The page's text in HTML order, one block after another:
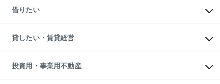
中古一戸建ての購入
不動産購入の流れ
注目キーワード物件特集
購入ガイド
English 繁体中文簡体中文
一戸建ての売却・査定
土地の売却・査定
スピードAI査定
不動産査定について
不動産売却の流れ
不動産買換えの流れ
売却ガイド
借りたい
オフィス・店舗の賃貸
借りるときの流れ
借りるガイド
貸したい・賃貸経営
マンション賃料データ
賃貸管理プラン
リロケーションについて
投資用・事業用不動産